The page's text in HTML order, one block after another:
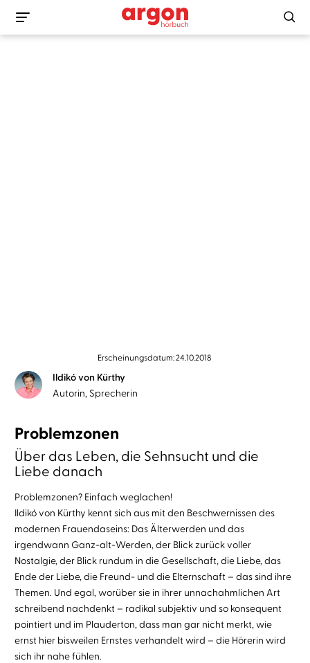
Erscheinungsdatum: 24.10.2018
Ildikó von Kürthy
Autorin, Sprecherin
Problemzonen
Über das Leben, die Sehnsucht und die
Liebe danach
Problemzonen? Einfach weglachen!
Ildikó von Kürthy kennt sich aus mit den Beschwernissen des
modernen Frauendaseins: Das Älterwerden und das
irgendwann Ganz-alt-Werden, der Blick zurück voller
Nostalgie, der Blick rundum in die Gesellschaft, die Liebe, das
Ende der Liebe, die Freund- und die Elternschaft – das sind ihre
Themen. Und egal, worüber sie in ihrer unnachahmlichen Art
schreibend nachdenkt – radikal subjektiv und so konsequent
pointiert und im Plauderton, dass man gar nicht merkt, wie
ernst hier bisweilen Ernstes verhandelt wird – die Hörerin wird
sich ihr nahe fühlen.